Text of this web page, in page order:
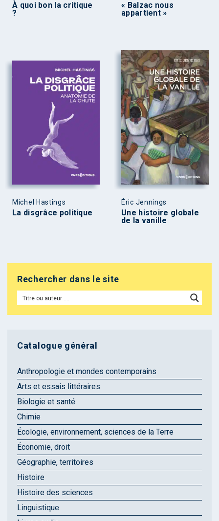
À quoi bon la critique
?
« Balzac nous
appartient »
Michel Hastings
La disgrâce politique
Éric Jennings
Une histoire globale
de la vanille
Rechercher dans le site
Catalogue général
Anthropologie et mondes contemporains
Arts et essais littéraires
Biologie et santé
Chimie
Écologie, environnement, sciences de la Terre
Économie, droit
Géographie, territoires
Histoire
Histoire des sciences
Linguistique